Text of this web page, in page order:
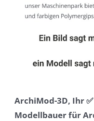
ArchiMod-3D, Ihr
Modellbauer für